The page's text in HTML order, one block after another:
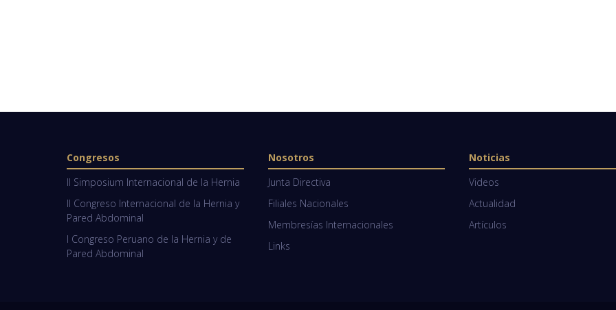
Congresos
II Simposium Internacional de la Hernia
II Congreso Internacional de la Hernia y
Pared Abdominal
I Congreso Peruano de la Hernia y de
Pared Abdominal
Nosotros
Junta Directiva
Filiales Nacionales
Membresías Internacionales
Links
Noticias
Videos
Actualidad
Artículos